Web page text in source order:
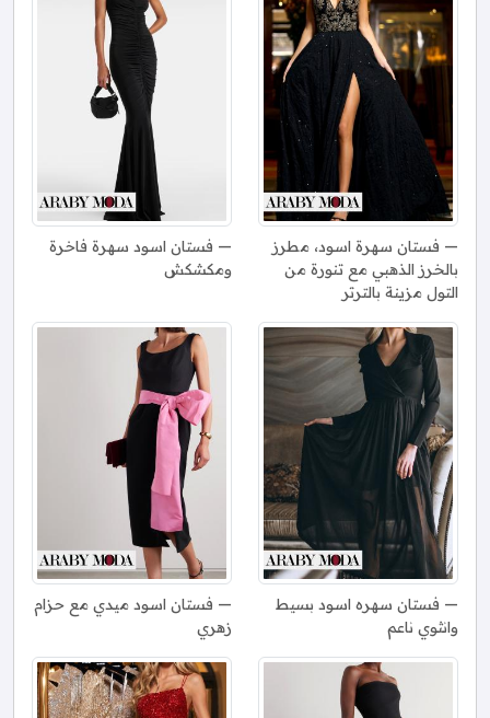
فستان سهرة اسود، مطرز
بالخرز الذهبي مع تنورة من
التول مزينة بالترتر
فستان اسود سهرة فاخرة
ومكشكش
فستان سهره اسود بسيط
وانثوي ناعم
فستان اسود ميدي مع حزام
زهري